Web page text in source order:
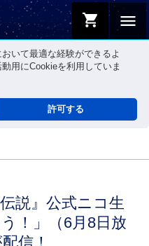
いて最適な経験ができるよ
用にCookieを利用していま
許可する
menu
shopping_cart
説』公式ニコ生
！」（6月8日放